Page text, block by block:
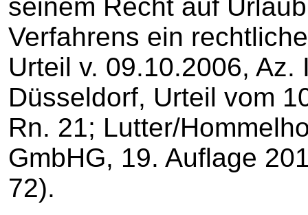
seinem Recht auf
Verfahrens ein
Urteil v. 09.10.2006,
Düsseldorf, Urteil vom
Rn. 21; Lutter/
GmbHG, 19. Auflage
72).